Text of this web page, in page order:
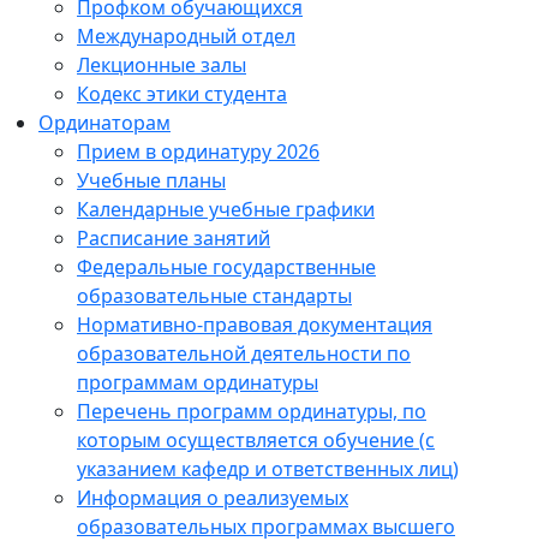
Профком обучающихся
Международный отдел
Лекционные залы
Кодекс этики студента
Ординаторам
Прием в ординатуру 2026
Учебные планы
Календарные учебные графики
Расписание занятий
Федеральные государственные
образовательные стандарты
Нормативно-правовая документация
образовательной деятельности по
программам ординатуры
Перечень программ ординатуры, по
которым осуществляется обучение (с
указанием кафедр и ответственных лиц)
Информация о реализуемых
образовательных программах высшего